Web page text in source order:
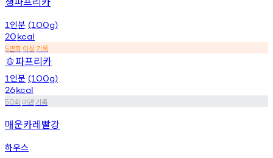
1 인분 (100g)
20kcal
5만회 이상기록
🫑 파프리카
1 인분 (100g)
26kcal
50회 미만기록
매운카레빨강
하우스